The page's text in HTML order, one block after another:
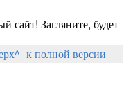
сайт! Загляните, будет
к полной версии